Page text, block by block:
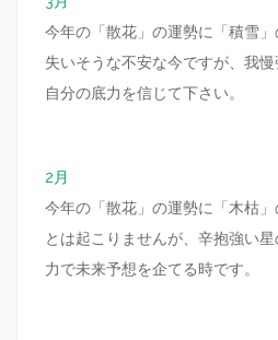
今年の「散花」の運勢に「積雪
失いそうな不安な今ですが、我慢
自分の底力を信じて下さい。
2月
今年の「散花」の運勢に「木枯
とは起こりませんが、辛抱強い
力で未来予想を企てる時です。